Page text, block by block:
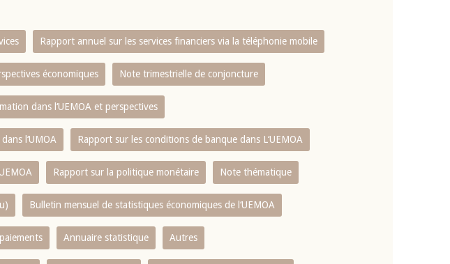
Rapport annuel sur les services financiers via la téléphonie mobile
économiques Note trimestrielle de conjoncture
dans l‘UEMOA et perspectives
l‘UMOA Rapport sur les conditions de banque dans L‘UEMOA
Rapport sur la politique monétaire Note thématique
Bulletin mensuel de statistiques économiques de l‘UEMOA
Annuaire statistique Autres